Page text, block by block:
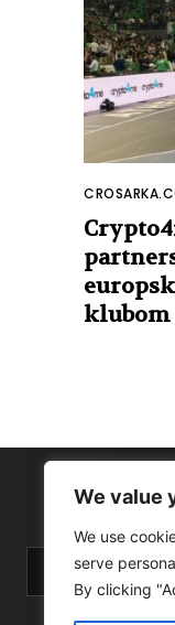
We value
We use
serve
By clicking
klubom